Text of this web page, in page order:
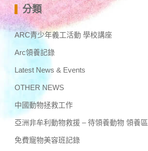
分類
ARC青少年義工活動 學校講座
Arc領養記錄
Latest News & Events
OTHER NEWS
中國動物拯救工作
亞洲非牟利動物救援 – 待領養動物 領養區
免費寵物美容班記錄